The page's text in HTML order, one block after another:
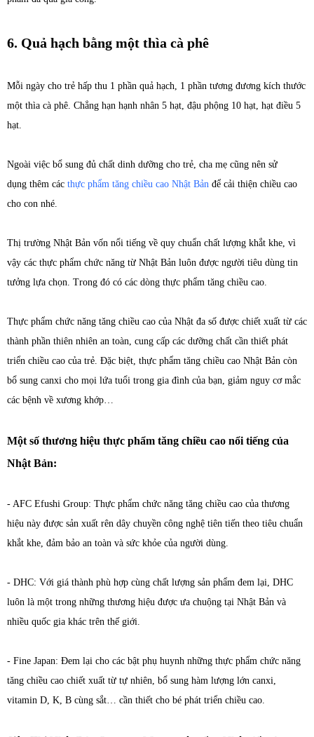
6. Quả hạch bằng một thìa cà phê
Mỗi ngày cho trẻ hấp thu 1 phần quả hạch, 1 phần tương đương kích thước
một thìa cà phê. Chẳng hạn hạnh nhân 5 hạt, đậu phộng 10 hạt, hạt điều 5
hạt.
Ngoài việc bổ sung đủ chất dinh dưỡng cho trẻ, cha mẹ cũng nên sử
dụng thêm các thực phẩm tăng chiều cao Nhật Bản để cải thiện chiều cao
cho con nhé.
Thị trường Nhật Bản vốn nổi tiếng về quy chuẩn chất lượng khắt khe, vì
vậy các thực phẩm chức năng từ Nhật Bản luôn được người tiêu dùng tin
tưởng lựa chọn. Trong đó có các dòng thực phẩm tăng chiều cao.
Thực phẩm chức năng tăng chiều cao của Nhật đa số được chiết xuất từ các
thành phần thiên nhiên an toàn, cung cấp các dưỡng chất cần thiết phát
triển chiều cao của trẻ. Đặc biệt, thực phẩm tăng chiều cao Nhật Bản còn
bổ sung canxi cho mọi lứa tuổi trong gia đình của bạn, giảm nguy cơ mắc
các bệnh về xương khớp…
Một số thương hiệu thực phẩm tăng chiều cao nổi tiếng của
Nhật Bản:
- AFC Efushi Group: Thực phẩm chức năng tăng chiều cao của thương
hiệu này được sản xuất rên dây chuyền công nghệ tiên tiến theo tiêu chuẩn
khắt khe, đảm bảo an toàn và sức khỏe của người dùng.
- DHC: Với giá thành phù hợp cùng chất lượng sản phẩm đem lại, DHC
luôn là một trong những thương hiệu được ưa chuộng tại Nhật Bản và
nhiều quốc gia khác trên thế giới.
- Fine Japan: Đem lại cho các bật phụ huynh những thực phẩm chức năng
tăng chiều cao chiết xuất từ tự nhiên, bổ sung hàm lượng lớn canxi,
vitamin D, K, B cùng sắt… cần thiết cho bé phát triển chiều cao.